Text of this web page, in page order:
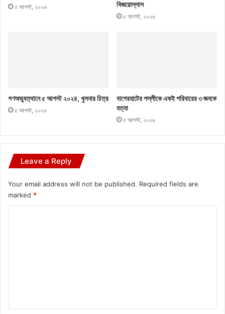
৫ আগস্ট, ২০২৬ বিজয়োল্লাস
৫ আগস্ট, ২০২৬
গণঅভ্যুত্থানে ৫ আগস্ট ২০২৪, খুলনার চিত্র
৫ আগস্ট, ২০২৬
বাগেরহাটের পল্লীকে একই পরিবারের ৩ জনকে
হত্যা
৫ আগস্ট, ২০২৬
Leave a Reply
Your email address will not be published. Required fields are
marked *